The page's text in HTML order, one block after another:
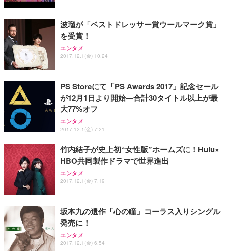
波瑠が「ベストドレッサー賞ウールマーク賞」
を受賞！
エンタメ
2017.12.1(金) 10:24
PS Storeにて「PS Awards 2017」記念セール
が12月1日より開始―合計30タイトル以上が最
大77%オフ
エンタメ
2017.12.1(金) 7:21
竹内結子が史上初“女性版”ホームズに！Hulu×
HBO共同製作ドラマで世界進出
エンタメ
2017.12.1(金) 7:19
坂本九の遺作「心の瞳」コーラス入りシングル
発売に！
エンタメ
2017.12.1(金) 6:54